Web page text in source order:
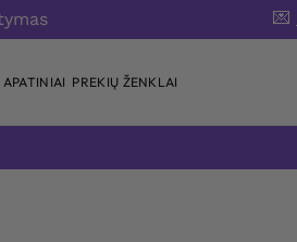
💌
PREKIŲ ŽENKLAI